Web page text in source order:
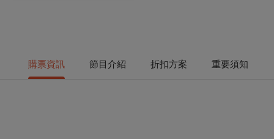
購票資訊 節目介紹 折扣方案 重要須知